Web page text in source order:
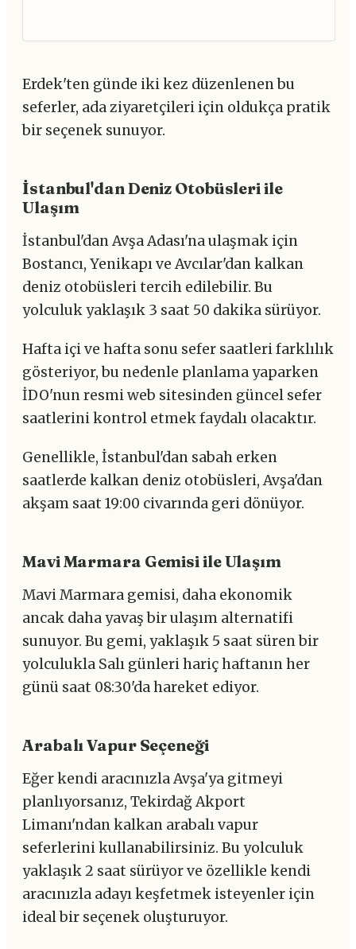
Erdek'ten günde iki kez düzenlenen bu
seferler, ada ziyaretçileri için oldukça pratik
bir seçenek sunuyor.
İstanbul'dan Deniz Otobüsleri ile
Ulaşım
İstanbul'dan Avşa Adası'na ulaşmak için
Bostancı, Yenikapı ve Avcılar'dan kalkan
deniz otobüsleri tercih edilebilir. Bu
yolculuk yaklaşık 3 saat 50 dakika sürüyor.
Hafta içi ve hafta sonu sefer saatleri farklılık
gösteriyor, bu nedenle planlama yaparken
İDO'nun resmi web sitesinden güncel sefer
saatlerini kontrol etmek faydalı olacaktır.
Genellikle, İstanbul'dan sabah erken
saatlerde kalkan deniz otobüsleri, Avşa'dan
akşam saat 19:00 civarında geri dönüyor.
Mavi Marmara Gemisi ile Ulaşım
Mavi Marmara gemisi, daha ekonomik
ancak daha yavaş bir ulaşım alternatifi
sunuyor. Bu gemi, yaklaşık 5 saat süren bir
yolculukla Salı günleri hariç haftanın her
günü saat 08:30'da hareket ediyor.
Arabalı Vapur Seçeneği
Eğer kendi aracınızla Avşa'ya gitmeyi
planlıyorsanız, Tekirdağ Akport
Limanı'ndan kalkan arabalı vapur
seferlerini kullanabilirsiniz. Bu yolculuk
yaklaşık 2 saat sürüyor ve özellikle kendi
aracınızla adayı keşfetmek isteyenler için
ideal bir seçenek oluşturuyor.